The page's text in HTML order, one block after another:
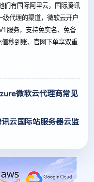
们有国际阿里云，国际腾讯
代理的渠道，微软云开户
服务，支持免实名、免备
秒到账、官网下单享双重
微软云代理商常见
云国际站服务器云监